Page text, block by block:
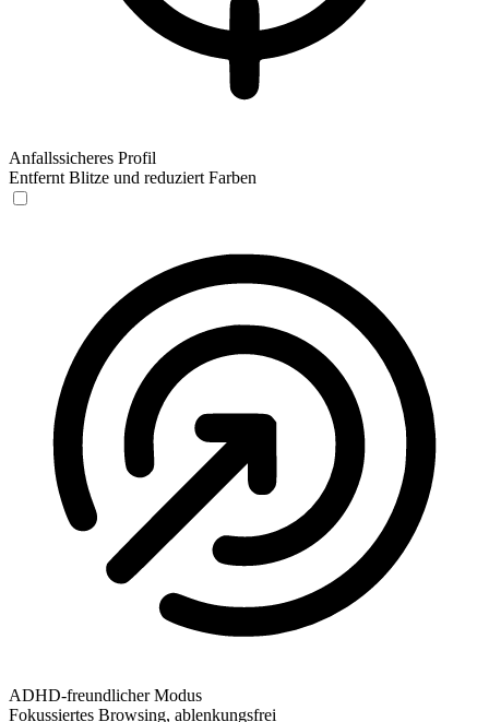
Anfallssicheres Profil
Entfernt Blitze und reduziert Farben
ADHD-freundlicher Modus
Fokussiertes Browsing, ablenkungsfrei